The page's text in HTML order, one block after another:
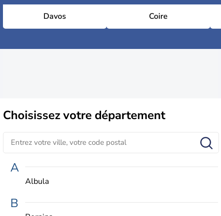
Davos Coire
Choisissezvotre département
A
Albula
B